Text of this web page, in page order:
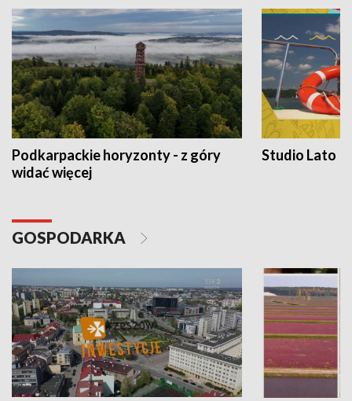
Podkarpackie horyzonty - z góry
widać więcej
Studio Lato
GOSPODARKA